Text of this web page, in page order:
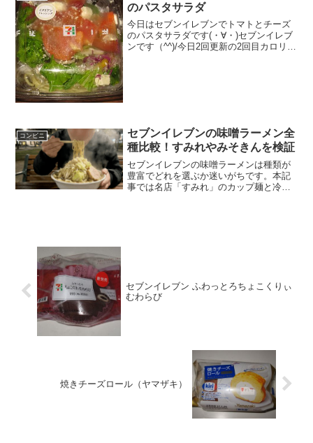
のパスタサラダ
今日はセブンイレブンでトマトとチーズ
のパスタサラダです(・∀・)セブンイレブ
ンです（^^)/今日2回更新の2回目カロリー
コンビニ
セブンイレブンの味噌ラーメン全
種比較！すみれやみそきんを検証
セブンイレブンの味噌ラーメンは種類が
豊富でどれを選ぶか迷いがちです。本記
事では名店「すみれ」のカップ麺と冷凍
セブンイレブン ふわっとろちょこくりぃ
むわらび
焼きチーズロール（ヤマザキ）